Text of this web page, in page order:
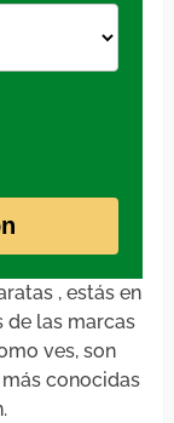
, estás en
de las marcas
ves, son
conocidas